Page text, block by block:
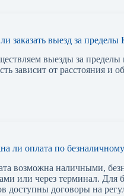
заказать выезд за пределы
выезды за пределы
зависит от расстояния и
ли оплата по безналичному
возможна наличными,
или через терминал. Для
доступны договоры на